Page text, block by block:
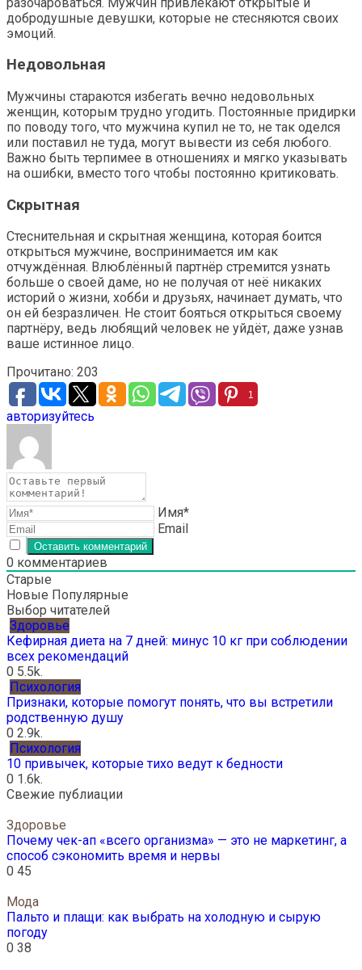
добродушные девушки, которые не стесняются своих
эмоций.
Недовольная
Мужчины стараются избегать вечно недовольных
женщин, которым трудно угодить. Постоянные придирки
по поводу того, что мужчина купил не то, не так оделся
или поставил не туда, могут вывести из себя любого.
Важно быть терпимее в отношениях и мягко указывать
на ошибки, вместо того чтобы постоянно критиковать.
Скрытная
Стеснительная и скрытная женщина, которая боится
открыться мужчине, воспринимается им как
отчуждённая. Влюблённый партнёр стремится узнать
больше о своей даме, но не получая от неё никаких
историй о жизни, хобби и друзьях, начинает думать, что
он ей безразличен. Не стоит бояться открыться своему
партнёру, ведь любящий человек не уйдёт, даже узнав
ваше истинное лицо.
Прочитано: 203
1
авторизуйтесь
Имя*
Email
0 комментариев
Старые
Новые Популярные
Выбор читателей
Здоровье
Кефирная диета на 7 дней: минус 10 кг при соблюдении
всех рекомендаций
0 5.5k.
Психология
Признаки, которые помогут понять, что вы встретили
родственную душу
0 2.9k.
Психология
10 привычек, которые тихо ведут к бедности
0 1.6k.
Свежие публиации
Здоровье
Почему чек-ап «всего организма» — это не маркетинг, а
способ сэкономить время и нервы
0 45
Мода
Пальто и плащи: как выбрать на холодную и сырую
погоду
0 38